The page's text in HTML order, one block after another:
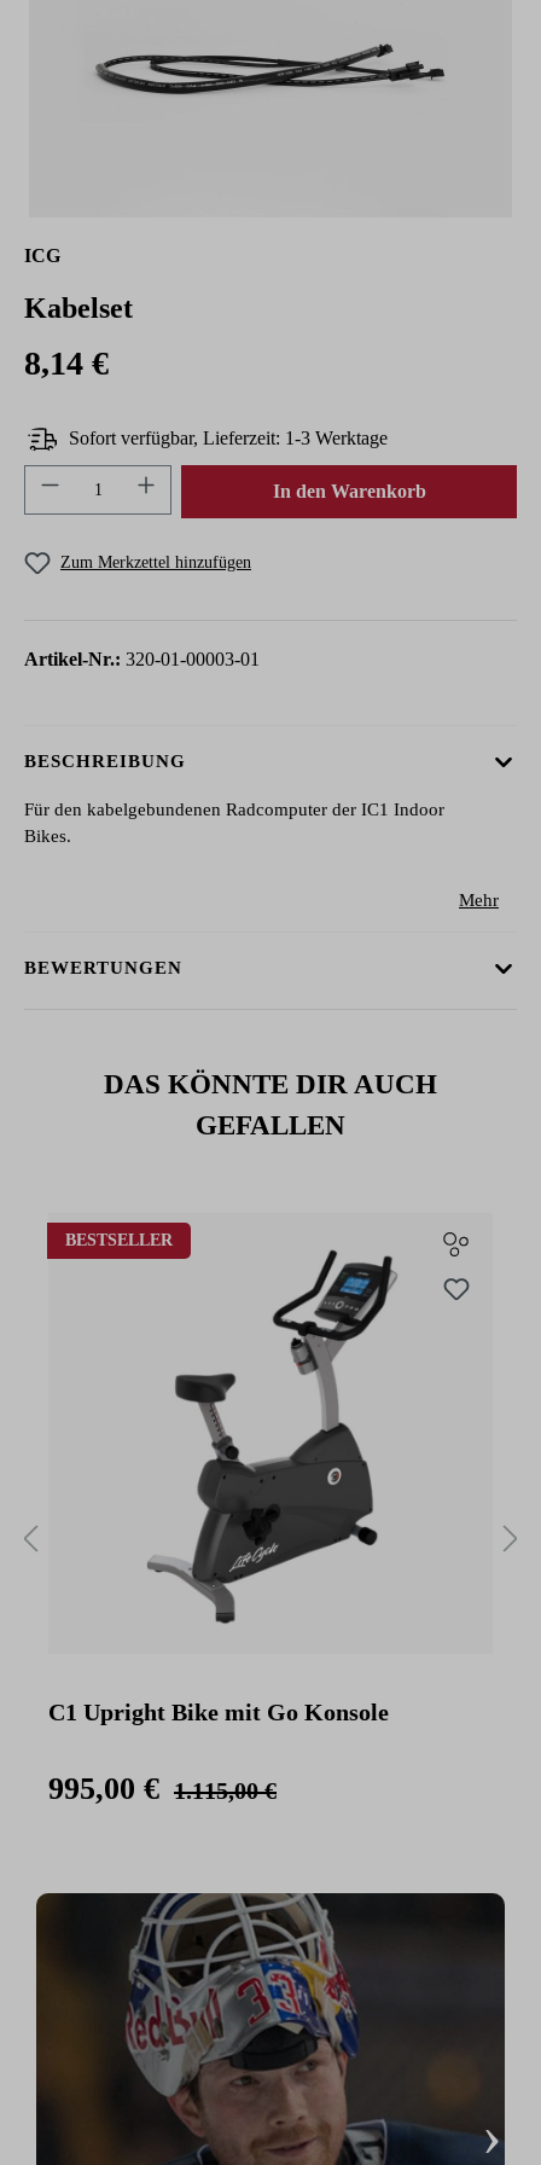
ICG
Kabelset
8,14 €
Sofort verfügbar, Lieferzeit: 1-3 Werktage
Produkt Anzahl: Gib den gewünschten Wert
In den Warenkorb
Zum Merkzettel hinzufügen
Artikel-Nr.: 320-01-00003-01
BESCHREIBUNG
Für den kabelgebundenen Radcomputer der IC1 Indoor
Bikes.
Mehr
BEWERTUNGEN
DAS KÖNNTE DIR AUCH
GEFALLEN
Produktgalerie überspringen
BESTSELLER
C1 Upright Bike mit Go Konsole
995,00 € 1.115,00 €
›